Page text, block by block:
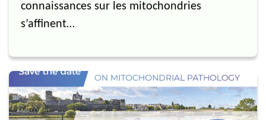
connaissances sur les mitochondries
s’affinent…